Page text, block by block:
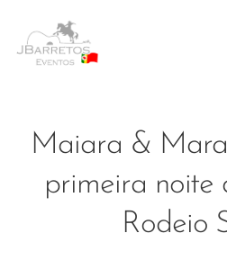
Maiara &
primeira noite
Rodeio